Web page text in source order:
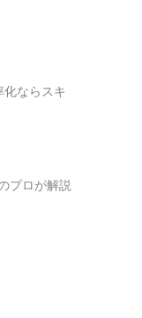
ならスキ
プロが解説